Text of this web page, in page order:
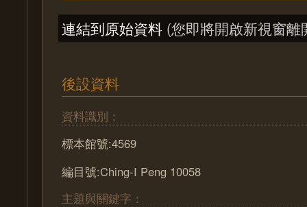
連結到原始資料 (您即將開啟新視窗離
後設資料
資料識別：
標本館號:4569
編目號:Ching-I Peng 10058
主題與關鍵字：